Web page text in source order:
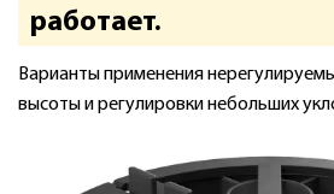
работает.
Варианты применения
высоты и регулировки небольших